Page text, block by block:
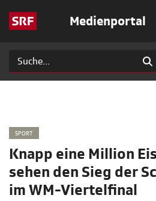
Medienportal
SPORT
Knapp eine Million
sehen den Sieg der
im WM-Viertelfinal